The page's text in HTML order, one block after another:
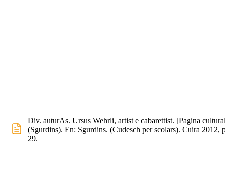
Div. auturAs. Ursus Wehrli, artist e cabarettist. [Pagina
(Sgurdins). En: Sgurdins. (Cudesch per scolars). Cuira 2012,
29.